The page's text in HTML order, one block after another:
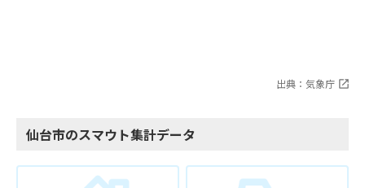
出典：気象庁
仙台市のスマウト集計データ